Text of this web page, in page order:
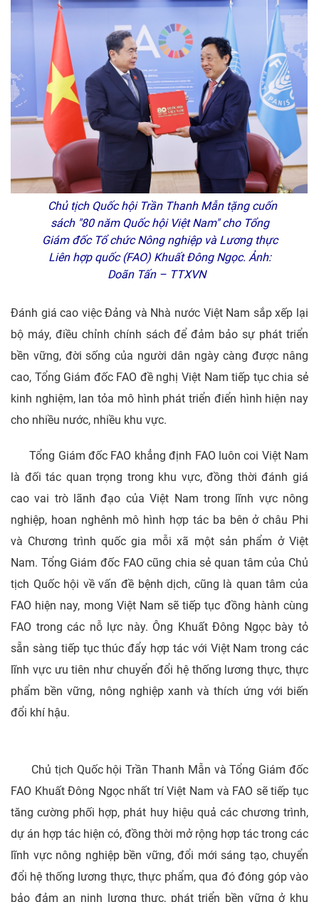
Chủ tịch Quốc hội Trần Thanh Mẫn tặng cuốn
sách "80 năm Quốc hội Việt Nam" cho Tổng
Giám đốc Tổ chức Nông nghiệp và Lương thực
Liên hợp quốc (FAO) Khuất Đông Ngọc. Ảnh:
Doãn Tấn – TTXVN
Đánh giá cao việc Đảng và Nhà nước Việt Nam sắp xếp lại
bộ máy, điều chỉnh chính sách để đảm bảo sự phát triển
bền vững, đời sống của người dân ngày càng được nâng
cao, Tổng Giám đốc FAO đề nghị Việt Nam tiếp tục chia sẻ
kinh nghiệm, lan tỏa mô hình phát triển điển hình hiện nay
cho nhiều nước, nhiều khu vực.
Tổng Giám đốc FAO khẳng định FAO luôn coi Việt Nam
là đối tác quan trọng trong khu vực, đồng thời đánh giá
cao vai trò lãnh đạo của Việt Nam trong lĩnh vực nông
nghiệp, hoan nghênh mô hình hợp tác ba bên ở châu Phi
và Chương trình quốc gia mỗi xã một sản phẩm ở Việt
Nam. Tổng Giám đốc FAO cũng chia sẻ quan tâm của Chủ
tịch Quốc hội về vấn đề bệnh dịch, cũng là quan tâm của
FAO hiện nay, mong Việt Nam sẽ tiếp tục đồng hành cùng
FAO trong các nỗ lực này. Ông Khuất Đông Ngọc bày tỏ
sẵn sàng tiếp tục thúc đẩy hợp tác với Việt Nam trong các
lĩnh vực ưu tiên như chuyển đổi hệ thống lương thực, thực
phẩm bền vững, nông nghiệp xanh và thích ứng với biến
đổi khí hậu.
Chủ tịch Quốc hội Trần Thanh Mẫn và Tổng Giám đốc
FAO Khuất Đông Ngọc nhất trí Việt Nam và FAO sẽ tiếp tục
tăng cường phối hợp, phát huy hiệu quả các chương trình,
dự án hợp tác hiện có, đồng thời mở rộng hợp tác trong các
lĩnh vực nông nghiệp bền vững, đổi mới sáng tạo, chuyển
đổi hệ thống lương thực, thực phẩm, qua đó đóng góp vào
bảo đảm an ninh lương thực, phát triển bền vững ở khu